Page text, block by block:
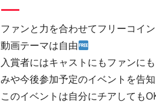
ファンと力を合わせてフリーコイ
動画テーマは自由
入賞者にはキャストにもファンに
みや今後参加予定のイベントを告
このイベントは自分にチアしても